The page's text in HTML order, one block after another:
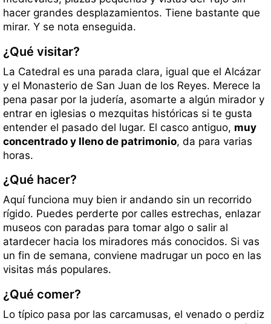
hacer grandes desplazamientos. Tiene bastante que
mirar. Y se nota enseguida.
¿Qué visitar?
La Catedral es una parada clara, igual que el Alcázar
y el Monasterio de San Juan de los Reyes. Merece la
pena pasar por la judería, asomarte a algún mirador y
entrar en iglesias o mezquitas históricas si te gusta
entender el pasado del lugar. El casco antiguo, muy
concentrado y lleno de patrimonio, da para varias
horas.
¿Qué hacer?
Aquí funciona muy bien ir andando sin un recorrido
rígido. Puedes perderte por calles estrechas, enlazar
museos con paradas para tomar algo o salir al
atardecer hacia los miradores más conocidos. Si vas
un fin de semana, conviene madrugar un poco en las
visitas más populares.
¿Qué comer?
Lo típico pasa por las carcamusas, el venado o perdiz